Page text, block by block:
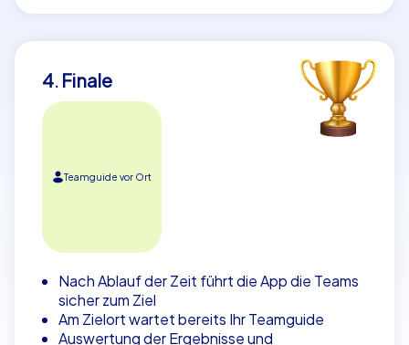
4. Finale
Teamguide vor Ort
Nach Ablauf der Zeit führt die App die Teams
sicher zum Ziel
Am Zielort wartet bereits Ihr Teamguide
Auswertung der Ergebnisse und